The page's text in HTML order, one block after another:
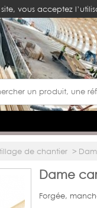
vous acceptez
de chantier >
Dame
Forgée,